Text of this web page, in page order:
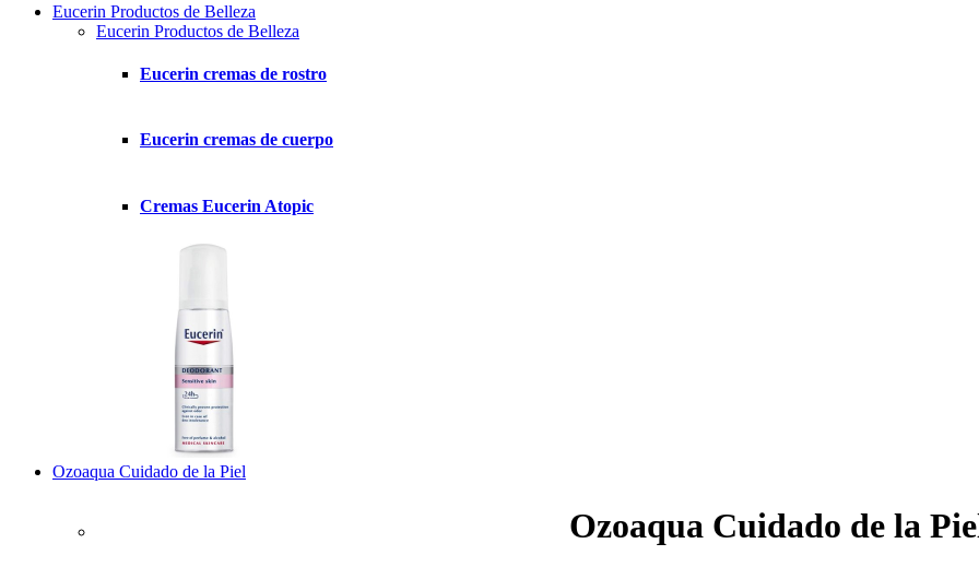
Eucerin Productos de Belleza
Eucerin Productos de Belleza
Eucerin cremas de rostro
Eucerin cremas de cuerpo
Cremas Eucerin Atopic
Ozoaqua Cuidado de la Piel
Ozoaqua Cuidado de la